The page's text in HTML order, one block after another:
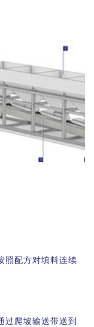
槽密封件连续供给
照配方对填料连续
过爬坡输送带送到